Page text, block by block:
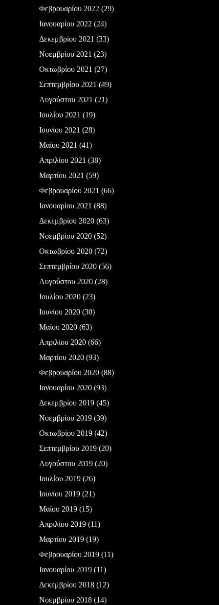
Φεβρουαρίου 2022 (29)
Ιανουαρίου 2022 (24)
Δεκεμβρίου 2021 (33)
Νοεμβρίου 2021 (23)
Οκτωβρίου 2021 (27)
Σεπτεμβρίου 2021 (49)
Αυγούστου 2021 (21)
Ιουλίου 2021 (19)
Ιουνίου 2021 (28)
Μαΐου 2021 (41)
Απριλίου 2021 (38)
Μαρτίου 2021 (59)
Φεβρουαρίου 2021 (66)
Ιανουαρίου 2021 (88)
Δεκεμβρίου 2020(63)
Νοεμβρίου 2020(52)
Οκτωβρίου 2020(72)
Σεπτεμβρίου 2020(56)
Αυγούστου 2020(28)
Ιουλίου 2020(23)
Ιουνίου 2020(30)
Μαΐου 2020(63)
Απριλίου 2020(66)
Μαρτίου 2020(93)
Φεβρουαρίου 2020(88)
Ιανουαρίου 2020(93)
Δεκεμβρίου 2019(45)
Νοεμβρίου 2019(39)
Οκτωβρίου 2019(42)
Σεπτεμβρίου 2019(20)
Αυγούστου 2019(20)
Ιουλίου 2019(26)
Ιουνίου 2019(21)
Μαΐου 2019(15)
Απριλίου 2019(11)
Μαρτίου 2019(19)
Φεβρουαρίου 2019(11)
Ιανουαρίου 2019(11)
Δεκεμβρίου 2018(12)
Νοεμβρίου 2018(14)